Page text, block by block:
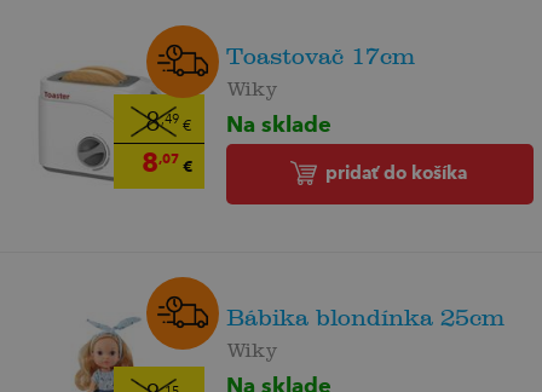
8,49 €
8,07 €
Toastovač 17cm
Wiky
Na sklade
pridať do košíka
Bábika blondínka 25cm
Wiky
Na sklade